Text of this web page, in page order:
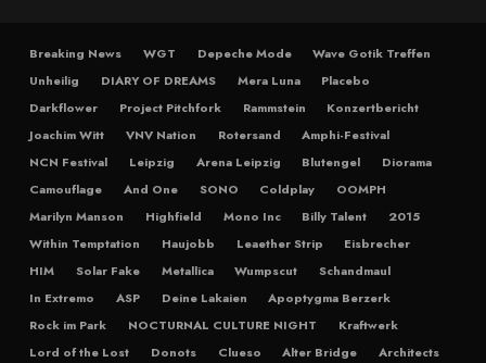
Breaking News WGT Depeche Mode
Wave Gotik Treffen
Unheilig
DIARY OF DREAMS Mera Luna
Placebo
Darkflower
Project Pitchfork Rammstein
Konzertbericht
Joachim Witt
VNV Nation Rotersand
Amphi-Festival
NCN Festival
Leipzig Arena Leipzig Blutengel
Diorama
Camouflage
And One SONO Coldplay
OOMPH
Marilyn Manson
Highfield Mono Inc Billy Talent
2015
Within Temptation
Haujobb Leaether Strip
Eisbrecher
HIM
Solar Fake Metallica Wumpscut
Schandmaul
In Extremo
ASP Deine Lakaien
Apoptygma Berzerk
Rock im Park
NOCTURNAL CULTURE NIGHT
Kraftwerk
Lord of the Lost
Donots Clueso Alter Bridge
Architects